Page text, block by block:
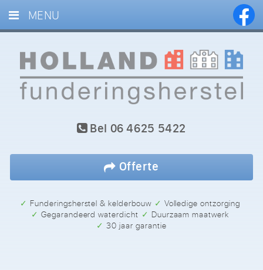
Bel 06 4625 5422
Offerte
✓ Funderingsherstel & kelderbouw
✓ Volledige ontzorging
✓ Gegarandeerd waterdicht
✓ Duurzaam maatwerk
✓ 30 jaar garantie
MENU
DIENSTEN
PROJECTEN